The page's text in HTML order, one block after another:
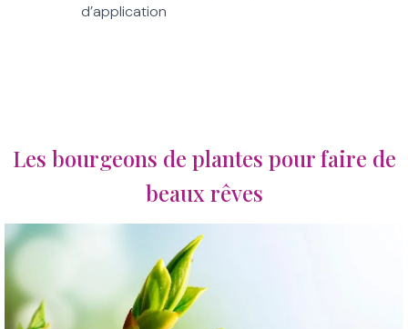
d’application
Les bourgeons de plantes pour faire de
beaux rêves